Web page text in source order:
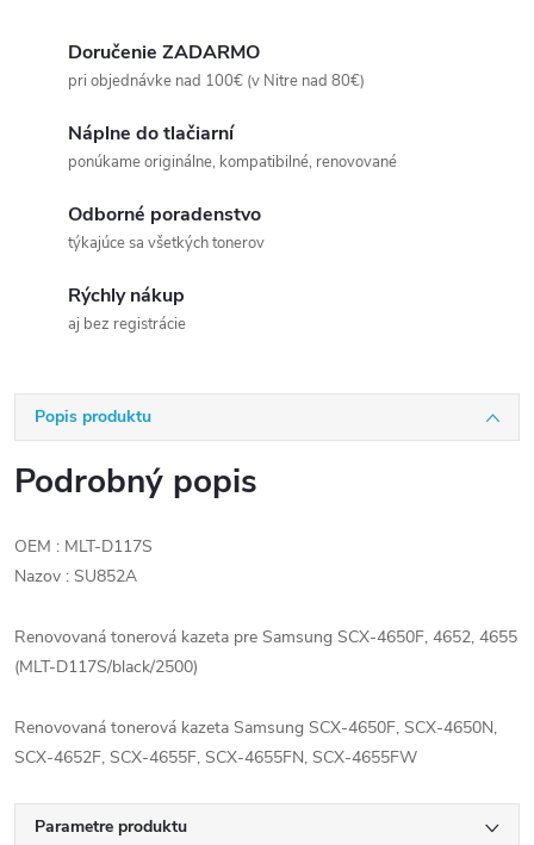
Doručenie ZADARMO
pri objednávke nad 100€ (v Nitre nad 80€)
Náplne do tlačiarní
ponúkame originálne, kompatibilné, renovované
Odborné poradenstvo
týkajúce sa všetkých tonerov
Rýchly nákup
aj bez registrácie
Popis produktu
Podrobný popis
OEM : MLT-D117S
Nazov : SU852A
Renovovaná tonerová kazeta pre Samsung SCX-4650F, 4652, 4655
(MLT-D117S/black/2500)
Renovovaná tonerová kazeta Samsung SCX-4650F, SCX-4650N,
SCX-4652F, SCX-4655F, SCX-4655FN, SCX-4655FW
Parametre produktu